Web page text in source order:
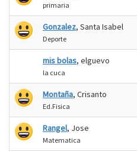
primaria
Gonzalez, Santa Isabel
Deporte
mis bolas, elguevo
la cuca
Montaña, Crisanto
Ed.Fisica
Rangel, Jose
Matematica